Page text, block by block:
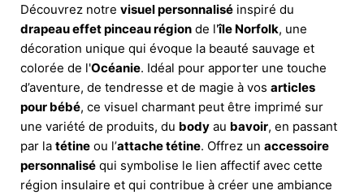
Découvrez notre visuel personnalisé inspiré du
drapeau effet pinceau région de l'île Norfolk, une
décoration unique qui évoque la beauté sauvage et
colorée de l'Océanie. Idéal pour apporter une touche
d’aventure, de tendresse et de magie à vos articles
pour bébé, ce visuel charmant peut être imprimé sur
une variété de produits, du body au bavoir, en passant
par la tétine ou l’attache tétine. Offrez un accessoire
personnalisé qui symbolise le lien affectif avec cette
région insulaire et qui contribue à créer une ambiance